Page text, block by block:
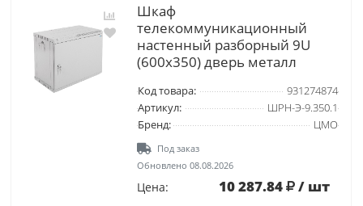
Шкаф
телекоммуникационный
настенный разборный 9U
(600х350) дверь металл
Код товара:
931274874
Артикул:
ШРН-Э-9.350.1
Бренд:
ЦМО
Под заказ
Обновлено 08.08.2026
Цена: 10 287.84 / шт